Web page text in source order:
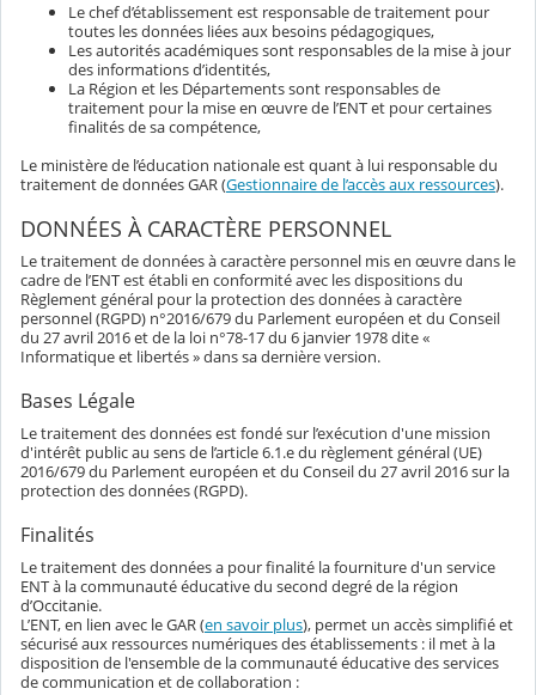
Le chef d’établissement est responsable de traitement pour
toutes les données liées aux besoins pédagogiques,
Les autorités académiques sont responsables de la mise à jour
des informations d’identités,
La Région et les Départements sont responsables de
traitement pour la mise en œuvre de l’ENT et pour certaines
finalités de sa compétence,
Le ministère de l’éducation nationale est quant à lui responsable du
traitement de données GAR (Gestionnaire de l’accès aux ressources).
DONNÉES À CARACTÈRE PERSONNEL
Le traitement de données à caractère personnel mis en œuvre dans le
cadre de l’ENT est établi en conformité avec les dispositions du
Règlement général pour la protection des données à caractère
personnel (RGPD) n°2016/679 du Parlement européen et du Conseil
du 27 avril 2016 et de la loi n°78-17 du 6 janvier 1978 dite «
Informatique et libertés » dans sa dernière version.
Bases Légale
Le traitement des données est fondé sur l’exécution d'une mission
d'intérêt public au sens de l’article 6.1.e du règlement général (UE)
2016/679 du Parlement européen et du Conseil du 27 avril 2016 sur la
protection des données (RGPD).
Finalités
Le traitement des données a pour finalité la fourniture d'un service
ENT à la communauté éducative du second degré de la région
d’Occitanie.
L’ENT, en lien avec le GAR (en savoir plus), permet un accès simplifié et
sécurisé aux ressources numériques des établissements : il met à la
disposition de l'ensemble de la communauté éducative des services
de communication et de collaboration :